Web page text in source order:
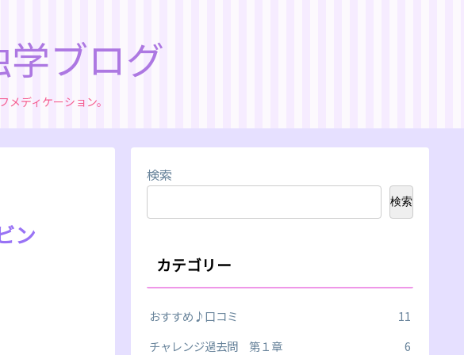
ブログ
ディケーション。
ン
検索
検索
カテゴリー
おすすめ♪口コミ
11
チャレンジ過去問 第１章
6